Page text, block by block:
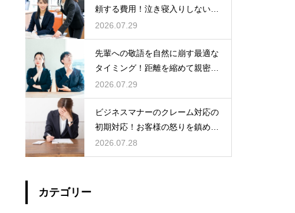
頼する費用！泣き寝入りしないた
めの知識
2026.07.29
先輩への敬語を自然に崩す最適な
タイミング！距離を縮めて親密な
関係を築くためのステップ
2026.07.29
ビジネスマナーのクレーム対応の
初期対応！お客様の怒りを鎮める
謝罪の形
2026.07.28
カテゴリー